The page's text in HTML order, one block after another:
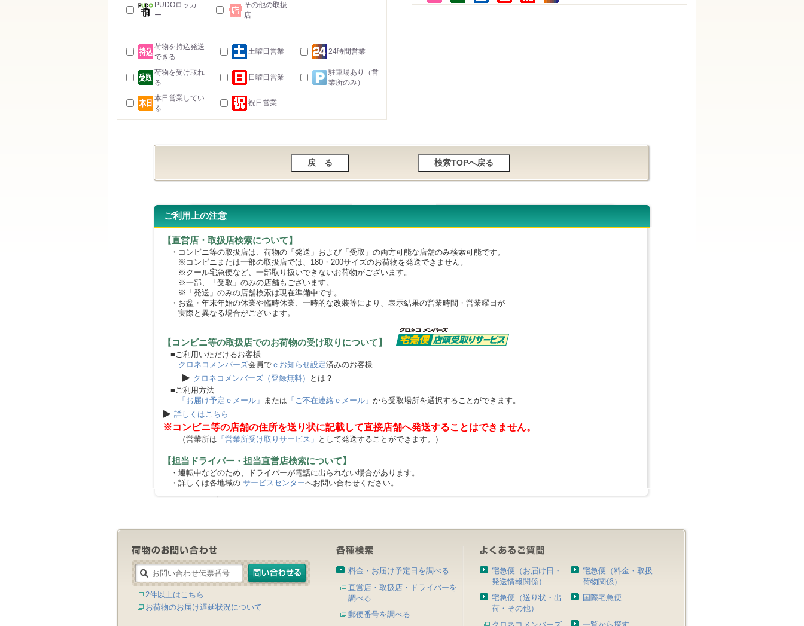
PUDOロッカ
ー
その他の取扱
店
荷物を持込発送
できる
土曜日営業 24時間営業
荷物を受け取れ
る
日曜日営業
駐車場あり（営
業所のみ）
本日営業してい
る
祝日営業
ご利用上の注意
【直営店・取扱店検索について】
・コンビニ等の取扱店は、荷物の「発送」および「受取」の両方可能な店舗のみ検索可能です。
※コンビニまたは一部の取扱店では、180・200サイズのお荷物を発送できません。
※クール宅急便など、一部取り扱いできないお荷物がございます。
※一部、「受取」のみの店舗もございます。
※「発送」のみの店舗検索は現在準備中です。
・お盆・年末年始の休業や臨時休業、一時的な改装等により、表示結果の営業時間・営業曜日が
実際と異なる場合がございます。
【コンビニ等の取扱店でのお荷物の受け取りについて】
■ご利用いただけるお客様
クロネコメンバーズ会員で ｅお知らせ設定済みのお客様
▶ クロネコメンバーズ（登録無料）
とは？
■ご利用方法
「お届け予定ｅメール」 または 「ご不在連絡ｅメール」 から受取場所を選択することができます。
▶ 詳しくはこちら
※コンビニ等の店舗の住所を送り状に記載して直接店舗へ発送することはできません。
（営業所は 「営業所受け取りサービス」 として発送することができます。）
【担当ドライバー・担当直営店検索について】
・運転中などのため、ドライバーが電話に出られない場合があります。
・詳しくは各地域の サービスセンターへお問い合わせください。
2件以上はこちら
お荷物のお届け遅延状況について
料金・お届け予定日を調べる
直営店・取扱店・ドライバーを
調べる
郵便番号を調べる
宅急便（お届け日・
発送情報関係）
宅急便（料金・取扱
荷物関係）
宅急便（送り状・出
荷・その他）
国際宅急便